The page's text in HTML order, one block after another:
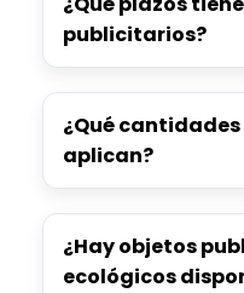
publicitarios?
¿Qué
aplican?
¿Hay objetos
ecológicos